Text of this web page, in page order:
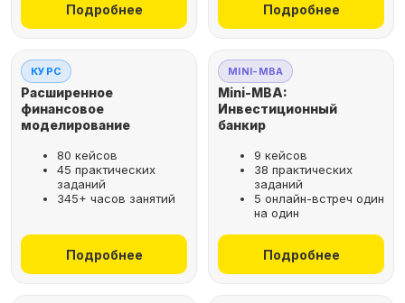
Подробнее Подробнее
КУРС
Расширенное
финансовое
моделирование
80 кейсов
45 практических
заданий
345+ часов занятий
Подробнее
MINI-MBA
Mini-MBA:
Инвестиционный
банкир
9 кейсов
38 практических
заданий
5 онлайн-встреч один
на один
Подробнее